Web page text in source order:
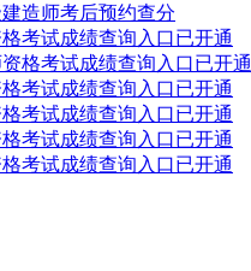
建造师考后预约查分
考试成绩查询入口已开通
格考试成绩查询入口已开通
考试成绩查询入口已开通
考试成绩查询入口已开通
考试成绩查询入口已开通
考试成绩查询入口已开通